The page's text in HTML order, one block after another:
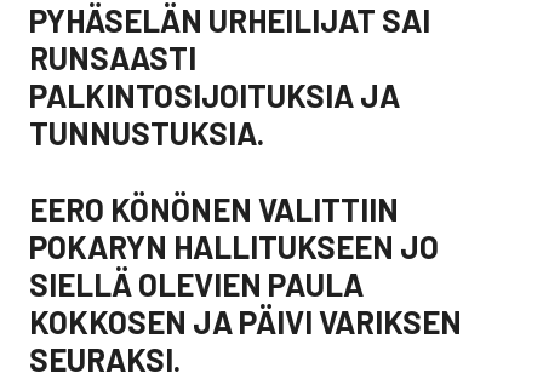
PYHÄSELÄN URHEILIJAT SAI
RUNSAASTI
PALKINTOSIJOITUKSIA JA
TUNNUSTUKSIA.
EERO KÖNÖNEN VALITTIIN
POKARYN HALLITUKSEEN JO
SIELLÄ OLEVIEN PAULA
KOKKOSEN JA PÄIVI VARIKSEN
SEURAKSI.